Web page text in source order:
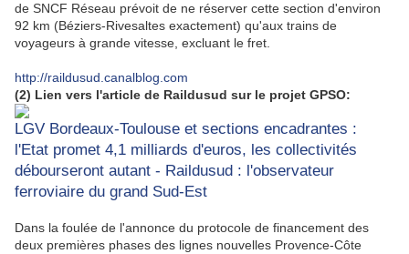
de SNCF Réseau prévoit de ne réserver cette section d'environ
92 km (Béziers-Rivesaltes exactement) qu'aux trains de
voyageurs à grande vitesse, excluant le fret.
http://raildusud.canalblog.com
(2) Lien vers l'article de Raildusud sur le projet GPSO:
LGV Bordeaux-Toulouse et sections encadrantes :
l'Etat promet 4,1 milliards d'euros, les collectivités
débourseront autant - Raildusud : l'observateur
ferroviaire du grand Sud-Est
Dans la foulée de l'annonce du protocole de financement des
deux premières phases des lignes nouvelles Provence-Côte